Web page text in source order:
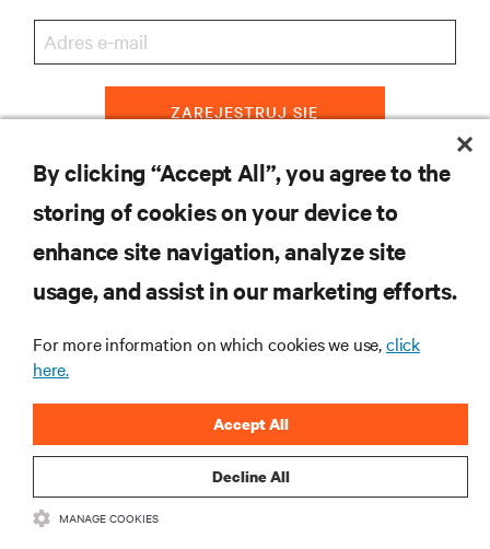
ZAREJESTRUJ SIĘ
WSPARCIE
O NAS
DOŁĄCZ DO NAS
By clicking “Accept All”, you agree to the
storing of cookies on your device to
enhance site navigation, analyze site
usage, and assist in our marketing efforts.
For more information on which cookies we use,click
here.
Decline All
Accept All
MANAGE COOKIES